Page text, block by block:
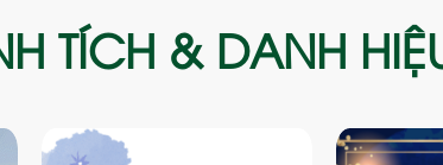
TÍCH & DANH